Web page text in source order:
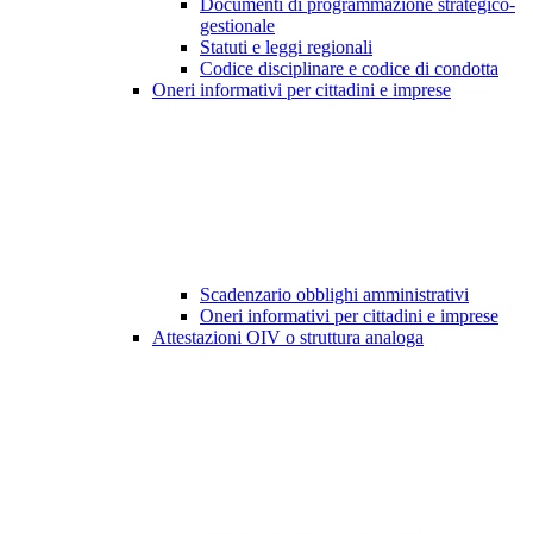
Documenti di programmazione strategico-
gestionale
Statuti e leggi regionali
Codice disciplinare e codice di condotta
Oneri informativi per cittadini e imprese
Scadenzario obblighi amministrativi
Oneri informativi per cittadini e imprese
Attestazioni OIV o struttura analoga